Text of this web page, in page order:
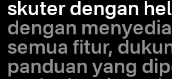
skuter dengan
dengan
semua fitur,
panduan yang